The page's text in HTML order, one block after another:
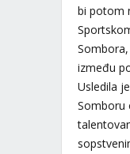
bi potom
između
Usledila
Somboru